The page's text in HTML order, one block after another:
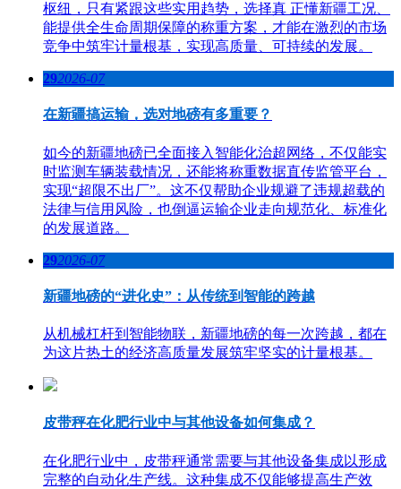
枢纽，只有紧跟这些实用趋势，选择真 正懂新疆工况、
能提供全生命周期保障的称重方案，才能在激烈的市场
竞争中筑牢计量根基，实现高质量、可持续的发展。
292026-07
在新疆搞运输，选对地磅有多重要？
如今的新疆地磅已全面接入智能化治超网络，不仅能实
时监测车辆装载情况，还能将称重数据直传监管平台，
实现“超限不出厂”。这不仅帮助企业规避了违规超载的
法律与信用风险，也倒逼运输企业走向规范化、标准化
的发展道路。
292026-07
新疆地磅的“进化史”：从传统到智能的跨越
从机械杠杆到智能物联，新疆地磅的每一次跨越，都在
为这片热土的经济高质量发展筑牢坚实的计量根基。
皮带秤在化肥行业中与其他设备如何集成？
在化肥行业中，皮带秤通常需要与其他设备集成以形成
完整的自动化生产线。这种集成不仅能够提高生产效